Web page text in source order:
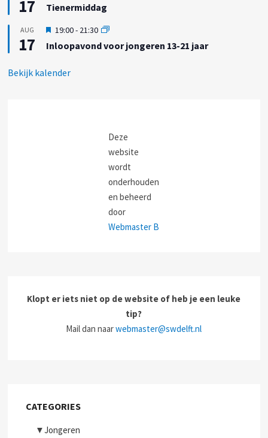
h
l
c
h
17
t
g
e
l
c
Tienermiddag
AUG
17
U
i
t
e
19:00- 21:30
Inloopavond voor jongeren 13-21 jaar
Bekijk kalender
Deze
website
wordt
onderhouden
en beheerd
door
Webmaster B
Klopt er iets niet op de website of heb je een leuke
tip?
Mail dan naarwebmaster@swdelft.nl
CATEGORIES
▼Jongeren